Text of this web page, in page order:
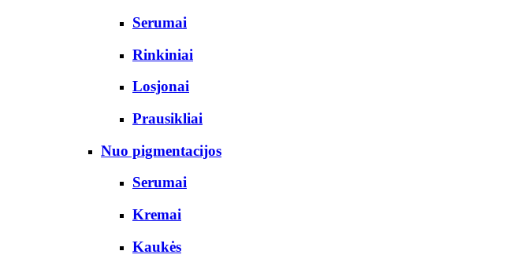
Serumai
Rinkiniai
Losjonai
Prausikliai
Nuo pigmentacijos
Serumai
Kremai
Kaukės